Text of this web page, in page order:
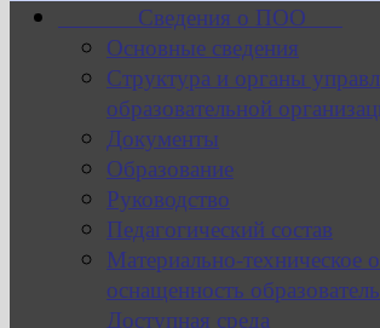
Сведения о ПОО
Основные сведения
Структура и органы
образовательной
Документы
Образование
Руководство
Педагогический состав
Материально-техническое
оснащенность
Доступная среда